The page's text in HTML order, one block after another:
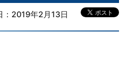
：2019年2月13日